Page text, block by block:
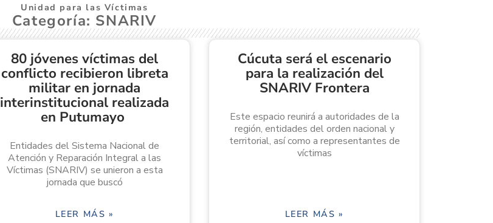
Unidad para las Víctimas
Categoría: SNARIV
80 jóvenes víctimas del
conflicto recibieron libreta
militar en jornada
interinstitucional realizada
en Putumayo
Entidades del Sistema Nacional de
Atención y Reparación Integral a las
Víctimas (SNARIV) se unieron a esta
jornada que buscó
LEER MÁS »
Cúcuta será el escenario
para la realización del
SNARIV Frontera
Este espacio reunirá a autoridades de la
región, entidades del orden nacional y
territorial, así como a representantes de
víctimas
LEER MÁS »